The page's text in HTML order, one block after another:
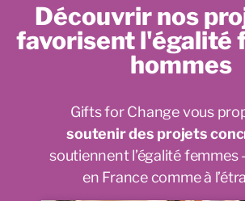
Découvrir nos
favorisent l'égalité
hommes
Gifts for Change vous
soutenir des projets
soutiennent l’égalité femmes
en France comme à